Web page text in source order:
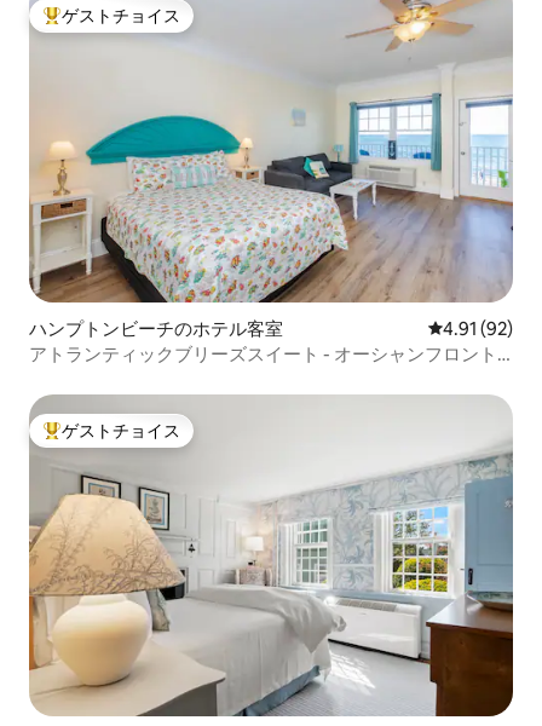
大好評のゲストチョイスです。
ゲストチョイス
ハンプトンビーチのホテル客室 レビュー92
4.91 (92)
アトランティックブリーズスイート - オーシャンフロント
大好評のゲストチョイスです。
ゲストチョイス